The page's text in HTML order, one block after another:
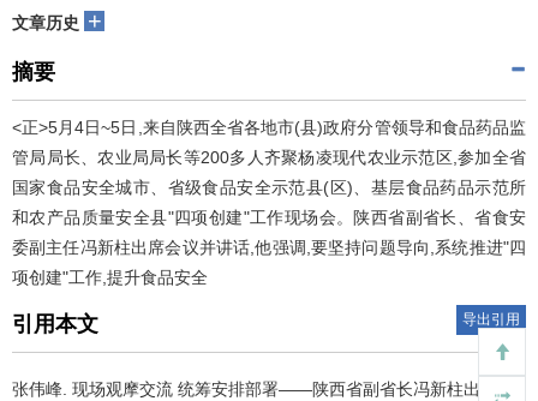
文章历史 +
摘要
<正>5月4日~5日,来自陕西全省各地市(县)政府分管领导和食品药品监
管局局长、农业局局长等200多人齐聚杨凌现代农业示范区,参加全省
国家食品安全城市、省级食品安全示范县(区)、基层食品药品示范所
和农产品质量安全县"四项创建"工作现场会。陕西省副省长、省食安
委副主任冯新柱出席会议并讲话,他强调,要坚持问题导向,系统推进"四
项创建"工作,提升食品安全
引用本文 导出引用
张伟峰. 现场观摩交流 统筹安排部署——陕西省副省长冯新柱出席全